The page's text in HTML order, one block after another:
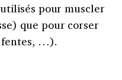
pour muscler
que pour corser
fentes, …).